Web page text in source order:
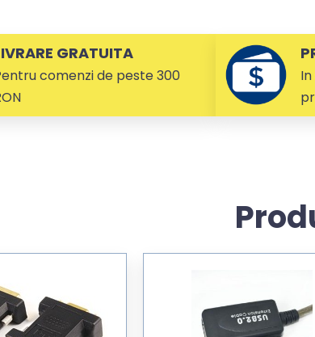
GRATUITA
comenzi de peste 300